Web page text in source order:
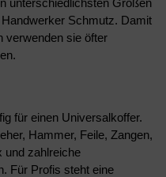
unterschiedlichsten Größen
Schmutz. Damit
verwenden sie öfter
für einen Universalkoffer.
Hammer, Feile, Zangen,
und zahlreiche
Für Profis steht eine